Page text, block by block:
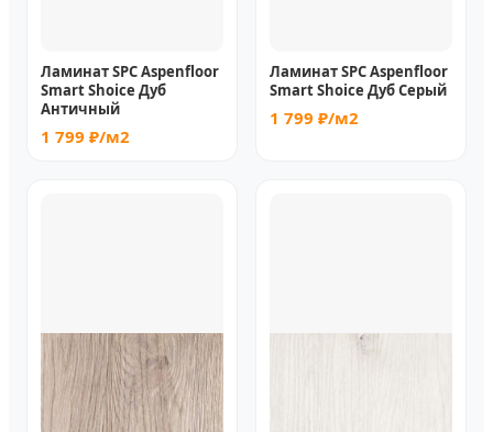
Ламинат SPC Aspenfloor
Smart Shoice Дуб
Античный
1 799 ₽/м2
Ламинат SPC Aspenfloor
Smart Shoice Дуб Серый
1 799 ₽/м2